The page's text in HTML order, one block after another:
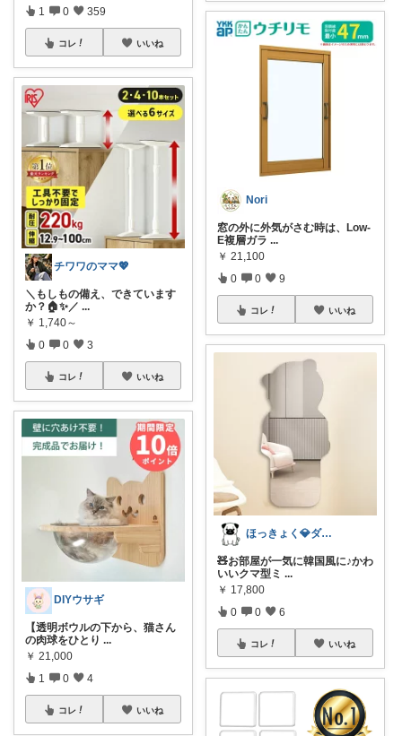
1 0 359
コレ いいね
チワワのママ💖
＼もしもの備え、できています
か？🏠✨／ ...
￥ 1,740～
0 0 3
コレ いいね
DIYウサギ
【透明ボウルの下から、猫さん
の肉球をひとり ...
￥ 21,000
1 0 4
コレ いいね
Nori
窓の外に外気がさむ時は、Low-
E複層ガラ ...
￥ 21,100
0 0 9
コレ いいね
ほっきょく💎ダイヤモンド会員💎
🧸お部屋が一気に韓国風に♪かわ
いいクマ型ミ ...
￥ 17,800
0 0 6
コレ いいね